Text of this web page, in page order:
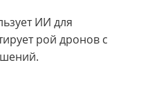
ИИ для
рой дронов с